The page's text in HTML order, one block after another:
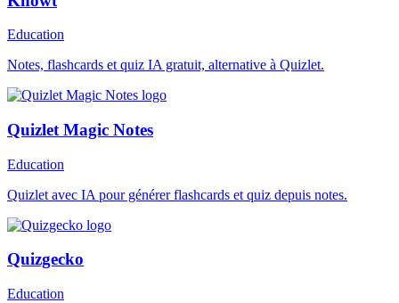
Education
Notes, flashcards et quiz IA gratuit, alternative à Quizlet.
Quizlet Magic Notes
Education
Quizlet avec IA pour générer flashcards et quiz depuis notes.
Quizgecko
Education